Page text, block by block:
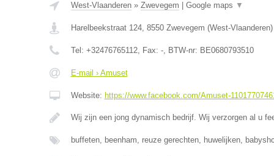
West-Vlaanderen» Zwevegem Google maps ▼
Harelbeekstraat 124, 8550 Zwevegem (West-Vlaanderen)
Tel: +32476765112, Fax: -, BTW-nr: BE0680793510
E-mail › Amuset
Website: https://www.facebook.com/Amuset-
Wij zijn een jong dynamisch bedrijf. Wij verzorgen al u
buffeten, beenham, reuze gerechten, huwelijken,